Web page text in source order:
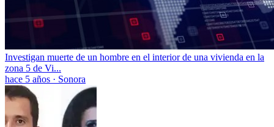
Investigan muerte de un hombre en el interior de una vivienda en la
zona 5 de Vi...
hace 5 años · Sonora